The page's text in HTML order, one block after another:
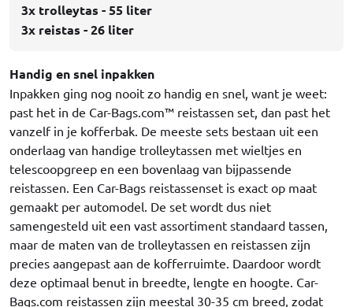
3x trolleytas - 55 liter
3x reistas - 26 liter
Handig en snel inpakken
Inpakken ging nog nooit zo handig en snel, want je weet:
past het in de Car-Bags.com™ reistassen set, dan past het
vanzelf in je kofferbak. De meeste sets bestaan uit een
onderlaag van handige trolleytassen met wieltjes en
telescoopgreep en een bovenlaag van bijpassende
reistassen. Een Car-Bags reistassenset is exact op maat
gemaakt per automodel. De set wordt dus niet
samengesteld uit een vast assortiment standaard tassen,
maar de maten van de trolleytassen en reistassen zijn
precies aangepast aan de kofferruimte. Daardoor wordt
deze optimaal benut in breedte, lengte en hoogte. Car-
Bags.com reistassen zijn meestal 30-35 cm breed, zodat